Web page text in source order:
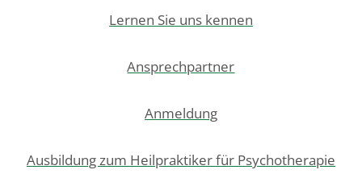
Lernen Sie uns kennen
Ansprechpartner
Anmeldung
Ausbildung zum Heilpraktiker für Psychotherapie